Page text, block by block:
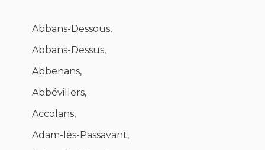
Abbans-Dessous,
Abbans-Dessus,
Abbenans,
Abbévillers,
Accolans,
Adam-lès-Passavant,